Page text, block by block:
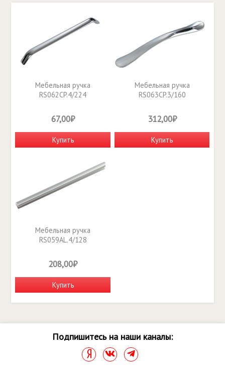
Мебельная ручка
RS062CP.4/224
67,00₽
Купить
Мебельная ручка
RS063CP.3/160
312,00₽
Купить
Мебельная ручка
RS059AL.4/128
208,00₽
Купить
Подпишитесь на наши каналы: